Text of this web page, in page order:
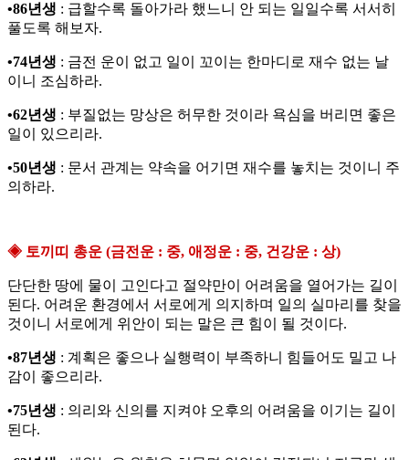
•86년생 : 급할수록 돌아가라 했느니 안 되는 일일수록 서서히
풀도록 해보자.
•74년생 : 금전 운이 없고 일이 꼬이는 한마디로 재수 없는 날
이니 조심하라.
•62년생 : 부질없는 망상은 허무한 것이라 욕심을 버리면 좋은
일이 있으리라.
•50년생 : 문서 관계는 약속을 어기면 재수를 놓치는 것이니 주
의하라.
◈ 토끼띠 총운 (금전운 : 중, 애정운 : 중, 건강운 : 상)
단단한 땅에 물이 고인다고 절약만이 어려움을 열어가는 길이
된다. 어려운 환경에서 서로에게 의지하며 일의 실마리를 찾을
것이니 서로에게 위안이 되는 말은 큰 힘이 될 것이다.
•87년생 : 계획은 좋으나 실행력이 부족하니 힘들어도 밀고 나
감이 좋으리라.
•75년생 : 의리와 신의를 지켜야 오후의 어려움을 이기는 길이
된다.